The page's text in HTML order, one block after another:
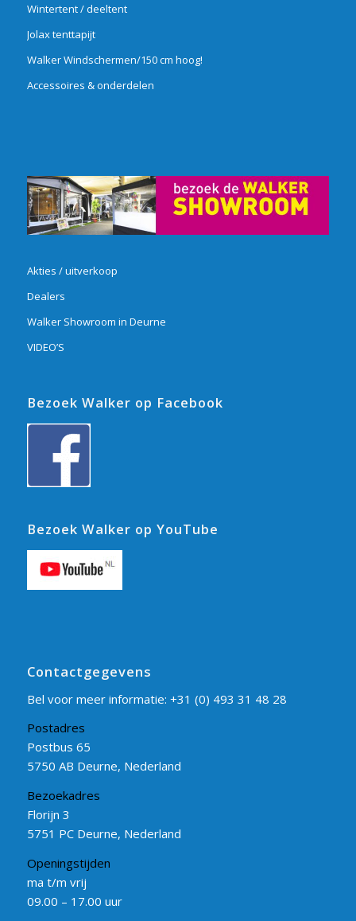
Wintertent / deeltent
Jolax tenttapijt
Walker Windschermen/150 cm hoog!
Accessoires & onderdelen
Akties / uitverkoop
Dealers
Walker Showroom in Deurne
VIDEO’S
Bezoek Walker op Facebook
Bezoek Walker op YouTube
Contactgegevens
Bel voor meer informatie: +31 (0) 493 31 48 28
Postadres
Postbus 65
5750 AB Deurne, Nederland
Bezoekadres
Florijn 3
5751 PC Deurne, Nederland
Openingstijden
ma t/m vrij
09.00 – 17.00 uur